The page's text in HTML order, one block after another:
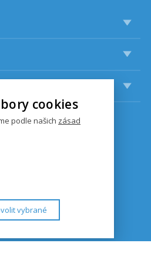
cookies
podle našich zásad
vybrané